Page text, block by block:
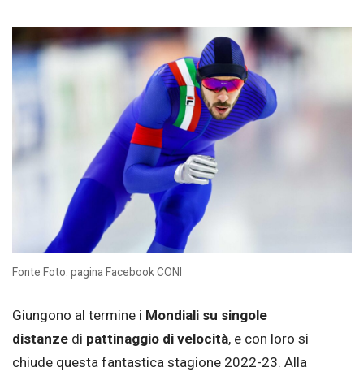
Fonte Foto: pagina Facebook CONI
Giungono al termine i Mondiali su singole
distanze di pattinaggio di velocità, e con loro si
chiude questa fantastica stagione 2022-23. Alla